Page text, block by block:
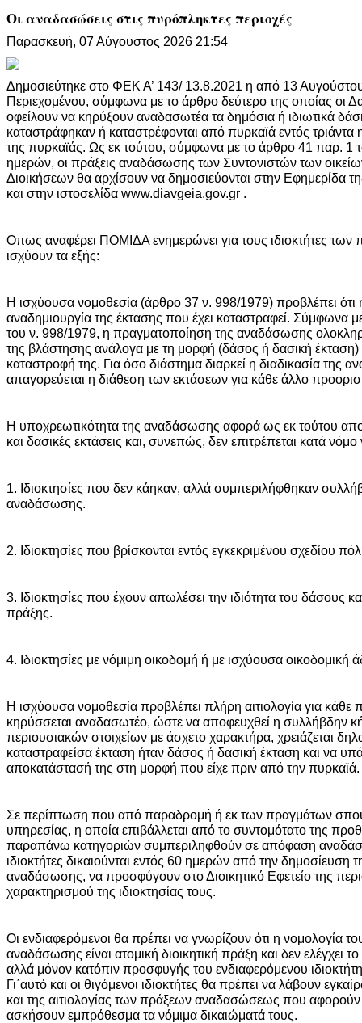
Οι αναδασώσεις στις πυρόπληκτες περιοχές
Παρασκευή, 07 Αύγουστος 2026 21:54
Δημοσιεύτηκε στο ΦΕΚ Α’ 143/ 13.8.2021 η από 13
Περιεχομένου, σύμφωνα με το άρθρο δεύτερο της οποίας οι
οφείλουν να κηρύξουν αναδασωτέα τα δημόσια ή ιδιωτικά
καταστράφηκαν ή καταστρέφονται από πυρκαϊά εντός
της πυρκαϊάς. Ως εκ τούτου, σύμφωνα με το άρθρο 41 παρ. 1
ημερών, οι πράξεις αναδάσωσης των Συντονιστών των
Διοικήσεων θα αρχίσουν να δημοσιεύονται στην Εφημερίδα
και στην ιστοσελίδα www.diavgeia.gov.gr .
Οπως αναφέρει ΠΟΜΙΔΑ ενημερώνει για τους ιδιοκτήτες
ισχύουν τα εξής:
Η ισχύουσα νομοθεσία (άρθρο 37 ν. 998/1979) προβλέπει ότι
αναδημιουργία της έκτασης που έχει καταστραφεί. Σύμφωνα
του ν. 998/1979, η πραγματοποίηση της αναδάσωσης
της βλάστησης ανάλογα με τη μορφή (δάσος ή δασική έκταση)
καταστροφή της. Για όσο διάστημα διαρκεί η διαδικασία της
απαγορεύεται η διάθεση των εκτάσεων για κάθε άλλο
Η υποχρεωτικότητα της αναδάσωσης αφορά ως εκ τούτου
και δασικές εκτάσεις και, συνεπώς, δεν επιτρέπεται κατά
1. Ιδιοκτησίες που δεν κάηκαν, αλλά συμπεριλήφθηκαν
αναδάσωσης.
2. Ιδιοκτησίες που βρίσκονται εντός εγκεκριμένου σχεδίου
3. Ιδιοκτησίες που έχουν απωλέσει την ιδιότητα του δάσους
πράξης.
4. Ιδιοκτησίες με νόμιμη οικοδομή ή με ισχύουσα οικοδομική
Η ισχύουσα νομοθεσία προβλέπει πλήρη αιτιολογία για κάθε
κηρύσσεται αναδασωτέο, ώστε να αποφευχθεί η συλλήβδην
περιουσιακών στοιχείων με άσχετο χαρακτήρα, χρειάζεται
καταστραφείσα έκταση ήταν δάσος ή δασική έκταση και να
αποκατάστασή της στη μορφή που είχε πριν από την πυρκαϊά.
Σε περίπτωση που από παραδρομή ή εκ των πραγμάτων
υπηρεσίας, η οποία επιβάλλεται από το συντομότατο της
παραπάνω κατηγοριών συμπεριληφθούν σε απόφαση
ιδιοκτήτες δικαιούνται εντός 60 ημερών από την δημοσίευση
αναδάσωσης, να προσφύγουν στο Διοικητικό Εφετείο της
χαρακτηρισμού της ιδιοκτησίας τους.
Οι ενδιαφερόμενοι θα πρέπει να γνωρίζουν ότι η νομολογία
αναδάσωσης είναι ατομική διοικητική πράξη και δεν ελέγχει
αλλά μόνον κατόπιν προσφυγής του ενδιαφερόμενου
Γι΄αυτό και οι θιγόμενοι ιδιοκτήτες θα πρέπει να λάβουν
και της αιτιολογίας των πράξεων αναδασώσεως που αφορούν
ασκήσουν εμπρόθεσμα τα νόμιμα δικαιώματά τους.